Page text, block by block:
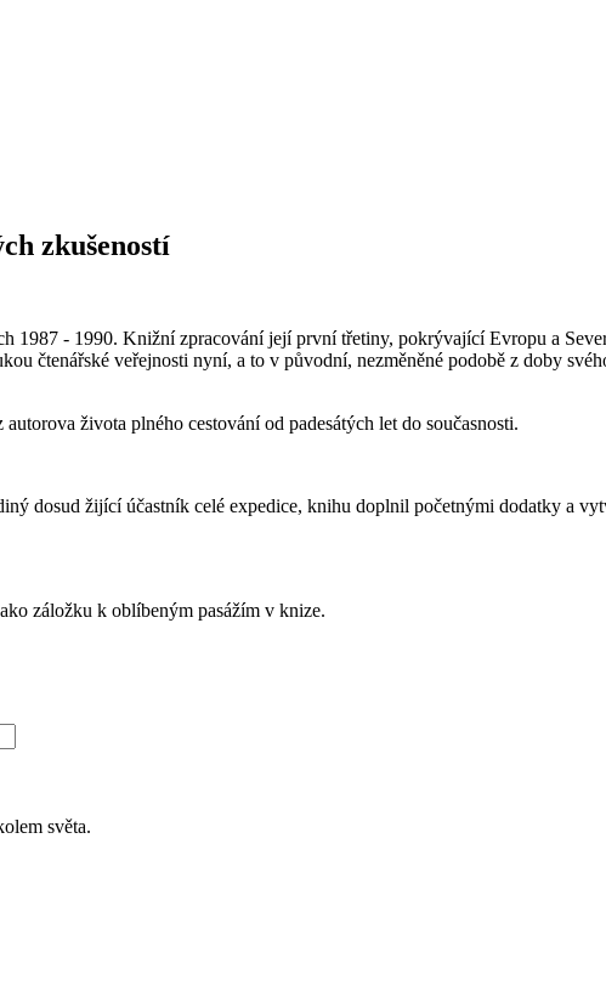
zkušeností
1987 - 1990. Knižní zpracování její první třetiny, pokrývající Evropu a
čtenářské veřejnosti nyní, a to v původní, nezměněné podobě z doby
života plného cestování od padesátých let do současnosti.
dosud žijící účastník celé expedice, knihu doplnil početnými dodatky a
záložku k oblíbeným pasážím v knize.
světa.